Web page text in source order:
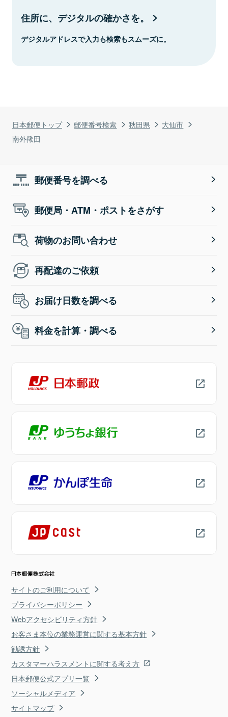
日本郵便トップ 郵便番号検索 秋田県
大仙市
南外鞦田
住所に、デジタルの確かさを。
デジタルアドレスで入力も検索もスムーズに。
郵便番号を調べる
郵便局・ATM・ポストをさがす
荷物のお問い合わせ
再配達のご依頼
お届け日数を調べる
料金を計算・調べる
サイトのご利用について
プライバシーポリシー
Webアクセシビリティ方針
お客さま本位の業務運営に関する基本方針
勧誘方針
カスタマーハラスメントに関する考え方
日本郵便公式アプリ一覧
ソーシャルメディア
サイトマップ